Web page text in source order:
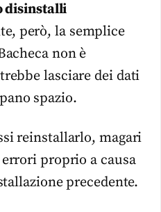
disinstalli
però, la semplice
non è
lasciare dei dati
spazio.
reinstallarlo, magari
proprio a causa
precedente.